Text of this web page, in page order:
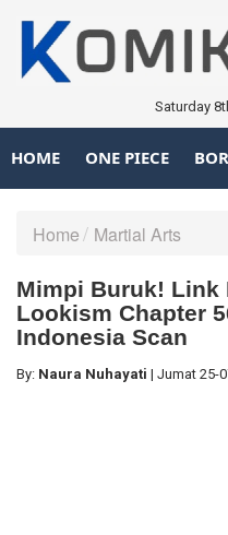
Saturday
HOME ONE PIECE
Home Martial Arts
Mimpi Buruk! Link
Lookism Chapter
Indonesia Scan
By: Naura Nuhayati | Jumat 25-